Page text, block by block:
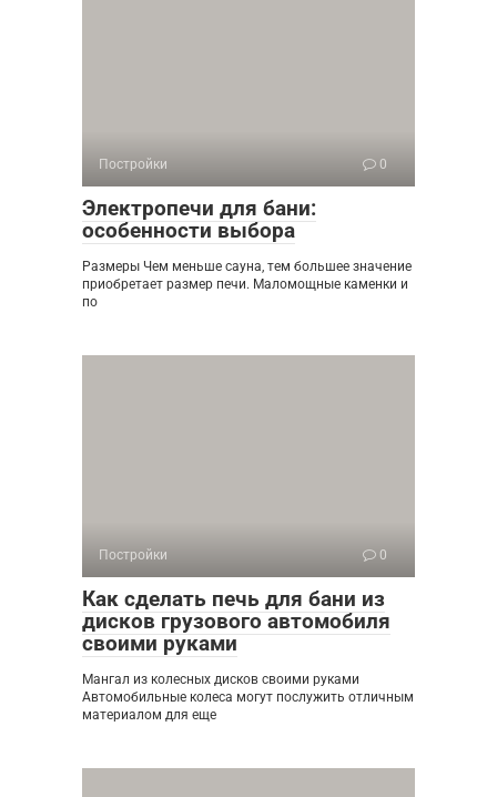
Постройки 0
Электропечи для бани:
особенности выбора
Размеры Чем меньше сауна, тем большее значение
приобретает размер печи. Маломощные каменки и
по
Постройки 0
Как сделать печь для бани из
дисков грузового автомобиля
своими руками
Мангал из колесных дисков своими руками
Автомобильные колеса могут послужить отличным
материалом для еще